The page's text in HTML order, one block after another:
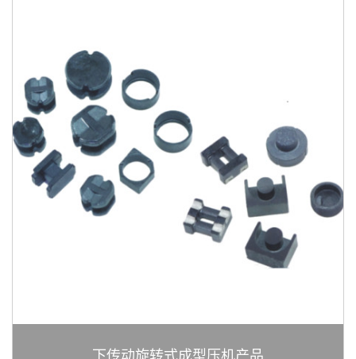
下传动旋转式成型压机产品